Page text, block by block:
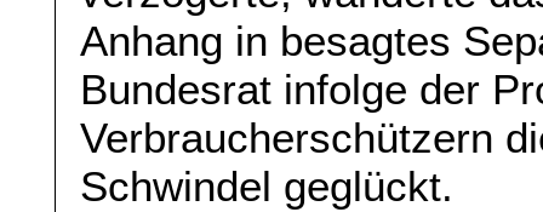
Anhang in besagtes
Bundesrat infolge der
Verbraucherschützern
Schwindel geglückt.